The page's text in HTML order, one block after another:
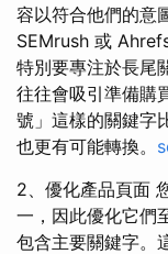
容以符合他們的意
SEMrush 或
特別要專注於長尾
往往會吸引準備購
號」這樣的關鍵字
也更有可能轉換。
2、優化產品頁面
一，因此優化它們
包含主要關鍵字。